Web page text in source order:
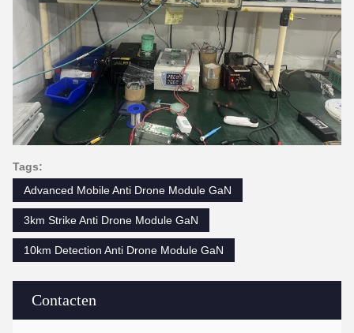
Contacten
Tags:
Advanced Mobile Anti Drone Module GaN
3km Strike Anti Drone Module GaN
10km Detection Anti Drone Module GaN